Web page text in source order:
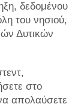
δεδομένου
του νησιού,
Δυτικών
στο
απολαύσετε